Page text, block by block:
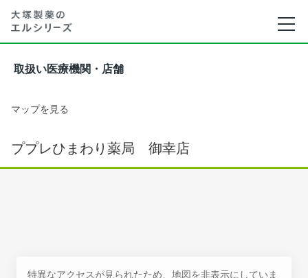
取扱い医療機関・店舗
マップを見る
ププレひまわり薬局 御幸店
特異なアクセスが見られたため、地図を非表示にしていま